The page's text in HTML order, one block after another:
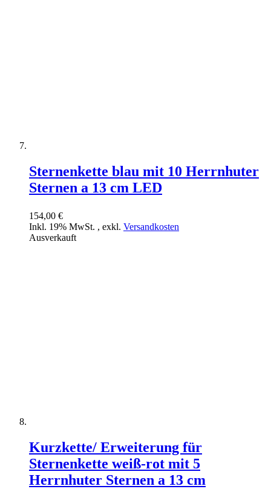
Sternenkette blau mit 10 Herrnhuter
Sternen a 13 cm LED
154,00 €
Inkl. 19% MwSt. , exkl. Versandkosten
Ausverkauft
Kurzkette/ Erweiterung für
Sternenkette weiß-rot mit 5
Herrnhuter Sternen a 13 cm